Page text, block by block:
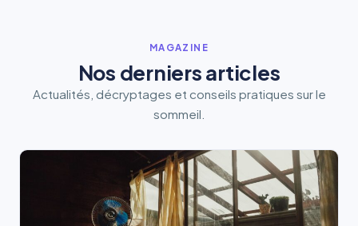
MAGAZINE
Nos derniers articles
Actualités, décryptages et conseils pratiques sur le
sommeil.